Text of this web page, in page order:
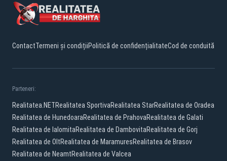
ContactTermeni și condițiiPolitică de confidențialitateCod de conduită
Parteneri:
Realitatea.NETRealitatea SportivaRealitatea StarRealitatea de Oradea
Realitatea de HunedoaraRealitatea de PrahovaRealitatea de Galati
Realitatea de IalomitaRealitatea de DambovitaRealitatea de Gorj
Realitatea de OltRealitatea de MaramuresRealitatea de Brasov
Realitatea de NeamtRealitatea de Valcea